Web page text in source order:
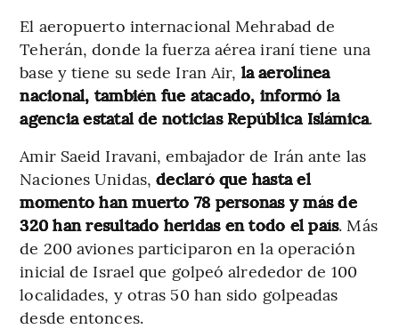
El aeropuerto internacional Mehrabad de
Teherán, donde la fuerza aérea iraní tiene una
base y tiene su sede Iran Air, la aerolínea
nacional, también fue atacado, informó la
agencia estatal de noticias República Islámica.
Amir Saeid Iravani, embajador de Irán ante las
Naciones Unidas,declaró que hasta el
momento han muerto 78 personas y más de
320 han resultado heridas en todo el país. Más
de 200 aviones participaron en la operación
inicial de Israel que golpeó alrededor de 100
localidades, y otras 50 han sido golpeadas
desde entonces.